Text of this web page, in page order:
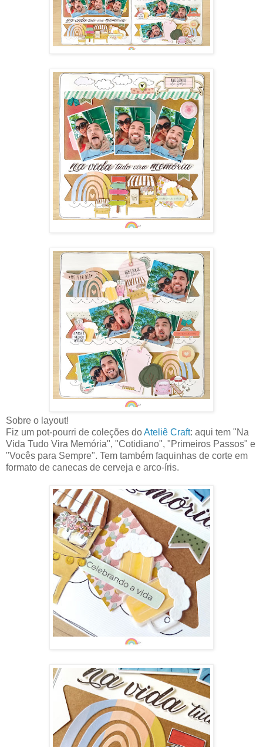
Sobre o layout!
Fiz um pot-pourri de coleções doAteliê Craft: aqui tem "Na
Vida Tudo Vira Memória", "Cotidiano", "Primeiros Passos" e
"Vocês para Sempre". Tem também faquinhas de corte em
formato de canecas de cerveja e arco-íris.